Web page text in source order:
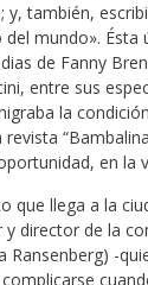
y, también,
mundo». Ésta
de Fanny
entre sus
la
en
que llega a la
director de la
Ransenberg) -